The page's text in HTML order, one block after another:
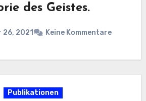
des Geistes.
26, 2021 Keine Kommentare
Publikationen